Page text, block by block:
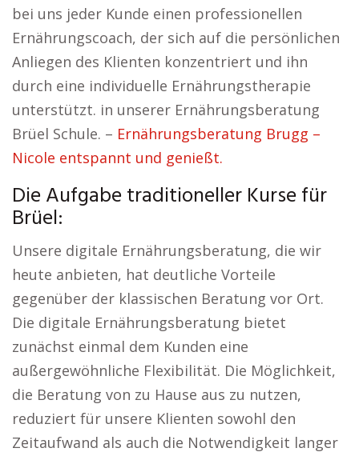
bei uns jeder Kunde einen professionellen
Ernährungscoach, der sich auf die persönlichen
Anliegen des Klienten konzentriert und ihn
durch eine individuelle Ernährungstherapie
unterstützt. in unserer Ernährungsberatung
Brüel Schule. – Ernährungsberatung Brugg –
Nicole entspannt und genießt.
Die Aufgabe traditioneller Kurse für
Brüel:
Unsere digitale Ernährungsberatung, die wir
heute anbieten, hat deutliche Vorteile
gegenüber der klassischen Beratung vor Ort.
Die digitale Ernährungsberatung bietet
zunächst einmal dem Kunden eine
außergewöhnliche Flexibilität. Die Möglichkeit,
die Beratung von zu Hause aus zu nutzen,
reduziert für unsere Klienten sowohl den
Zeitaufwand als auch die Notwendigkeit langer